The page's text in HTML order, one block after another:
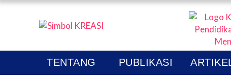
TENTANG PUBLIKASI